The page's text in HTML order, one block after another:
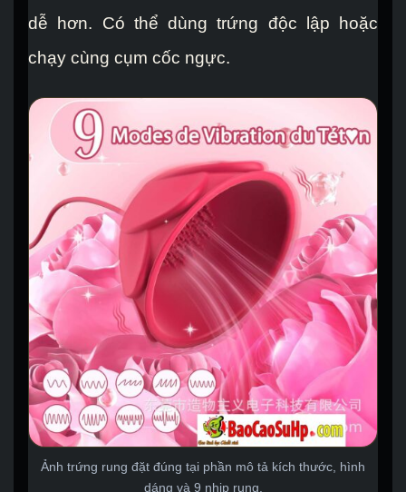
dễ hơn. Có thể dùng trứng độc lập hoặc
chạy cùng cụm cốc ngực.
Ảnh trứng rung đặt đúng tại phần mô tả kích thước, hình
dáng và 9 nhịp rung.